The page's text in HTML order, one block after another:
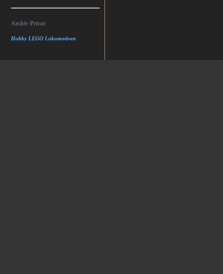
Archiv Privat
Hobby LEGO Lokomotiven